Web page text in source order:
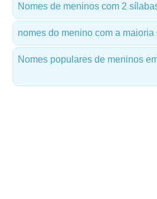
Nomes de meninos com 2
nomes do menino com a maioria
Nomes populares de meninos